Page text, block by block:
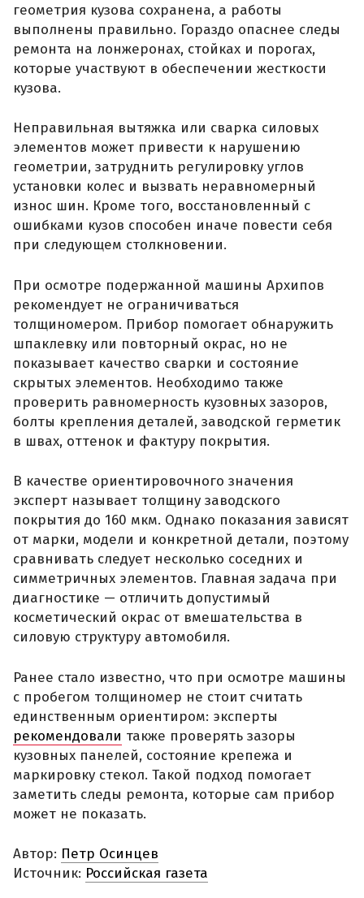
геометрия кузова сохранена, а работы
выполнены правильно. Гораздо опаснее следы
ремонта на лонжеронах, стойках и порогах,
которые участвуют в обеспечении жесткости
кузова.
Неправильная вытяжка или сварка силовых
элементов может привести к нарушению
геометрии, затруднить регулировку углов
установки колес и вызвать неравномерный
износ шин. Кроме того, восстановленный с
ошибками кузов способен иначе повести себя
при следующем столкновении.
При осмотре подержанной машины Архипов
рекомендует не ограничиваться
толщиномером. Прибор помогает обнаружить
шпаклевку или повторный окрас, но не
показывает качество сварки и состояние
скрытых элементов. Необходимо также
проверить равномерность кузовных зазоров,
болты крепления деталей, заводской герметик
в швах, оттенок и фактуру покрытия.
В качестве ориентировочного значения
эксперт называет толщину заводского
покрытия до 160 мкм. Однако показания зависят
от марки, модели и конкретной детали, поэтому
сравнивать следует несколько соседних и
симметричных элементов. Главная задача при
диагностике — отличить допустимый
косметический окрас от вмешательства в
силовую структуру автомобиля.
Ранее стало известно, что при осмотре машины
с пробегом толщиномер не стоит считать
единственным ориентиром: эксперты
рекомендовали также проверять зазоры
кузовных панелей, состояние крепежа и
маркировку стекол. Такой подход помогает
заметить следы ремонта, которые сам прибор
может не показать.
Автор: Петр Осинцев
Источник: Российская газета